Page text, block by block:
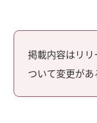
掲載内容はリ
ついて変更があ